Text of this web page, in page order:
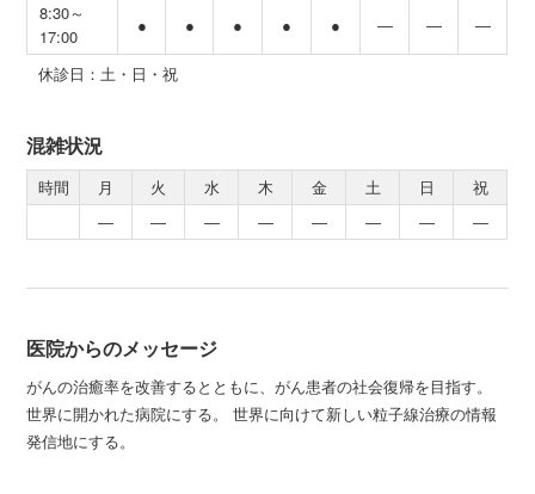
8:30～
17:00
● ● ● ● ● ― ― ―
休診日：土・日・祝
混雑状況
時間 月 火 水 木 金 土 日
祝
―
― ― ― ― ― ― ―
医院からのメッセージ
がんの治癒率を改善するとともに、がん患者の社会復帰を目指す。
世界に開かれた病院にする。 世界に向けて新しい粒子線治療の情報
発信地にする。